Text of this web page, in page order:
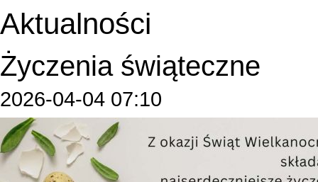
Aktualności
Życzenia świąteczne
2026-04-04 07:10